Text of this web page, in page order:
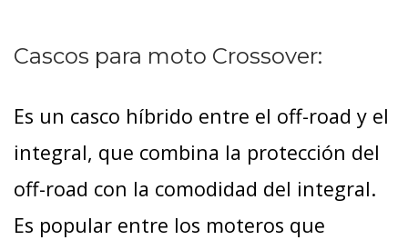
Cascos para moto Crossover:
Es un casco híbrido entre el off-road y el
integral, que combina la protección del
off-road con la comodidad del integral.
Es popular entre los moteros que